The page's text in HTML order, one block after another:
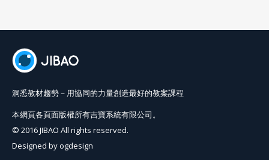
洞悉教材趨勢－用協同的力量創造最好的教案課程
本網頁各頁面版權所有吉寶系統有限公司。
© 2016 JIBAO All rights reserved.
Designed byogdesign